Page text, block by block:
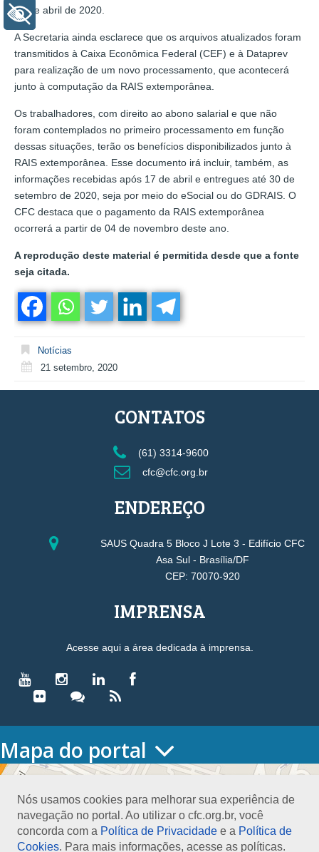
17 de abril de 2020.
A Secretaria ainda esclarece que os arquivos atualizados foram
transmitidos à Caixa Econômica Federal (CEF) e à Dataprev
para realização de um novo processamento, que acontecerá
junto à computação da RAIS extemporânea.
Os trabalhadores, com direito ao abono salarial e que não
foram contemplados no primeiro processamento em função
dessas situações, terão os benefícios disponibilizados junto à
RAIS extemporânea. Esse documento irá incluir, também, as
informações recebidas após 17 de abril e entregues até 30 de
setembro de 2020, seja por meio do eSocial ou do GDRAIS. O
CFC destaca que o pagamento da RAIS extemporânea
ocorrerá a partir de 04 de novembro deste ano.
A reprodução deste material é permitida desde que a fonte
seja citada.
Notícias
21 setembro, 2020
Nós usamos cookies para melhorar sua experiência de
navegação no portal. Ao utilizar o cfc.org.br, você
concorda com a Política de Privacidade e a Política de
Cookies. Para mais informações, acesse as políticas.
CONTATOS
(61) 3314-9600
cfc@cfc.org.br
ENDEREÇO
SAUS Quadra 5 Bloco J Lote 3 - Edifício CFC
Asa Sul - Brasília/DF
CEP: 70070-920
IMPRENSA
Acesse aqui a área dedicada à imprensa.
Mapa do portal
HOME
Conselho Diretor
Nossa Sede
Planejamento
+ Acessibilidade